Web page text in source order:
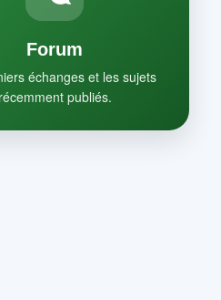
Forum
échanges et les sujets
récemment publiés.